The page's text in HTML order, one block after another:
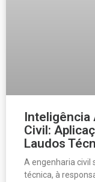
Inteligência
Civil:
Laudos
A engenharia civil
técnica, à